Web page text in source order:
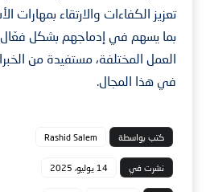
تعزيز الكفاءات والارتقاء بمهارات
بما يسهم في إدماجهم بشكل
العمل المختلفة، مستفيدة من
في هذا المجال.
كتب بواسطة Rashid Salem
نشرت في 14 يوليو، 2025